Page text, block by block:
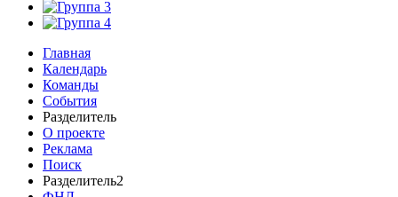
Главная
Календарь
Команды
События
Разделитель
О проекте
Реклама
Поиск
Разделитель2